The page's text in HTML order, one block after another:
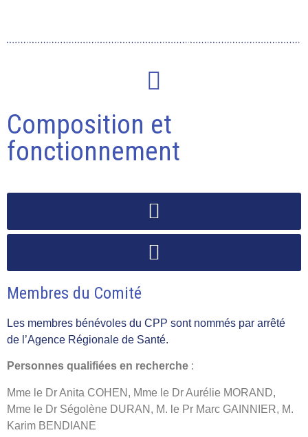
Composition et
fonctionnement
Membres du Comité
Les membres bénévoles du CPP sont nommés par arrêté
de l’Agence Régionale de Santé.
Personnes qualifiées en recherche :
Mme le Dr Anita COHEN, Mme le Dr Aurélie MORAND,
Mme le Dr Ségolène DURAN, M. le Pr Marc GAINNIER, M.
Karim BENDIANE